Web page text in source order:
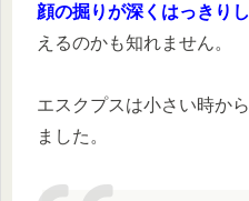
顔の掘りが深くはっきり
えるのかも知れません。
エスクプスは小さい時か
ました。